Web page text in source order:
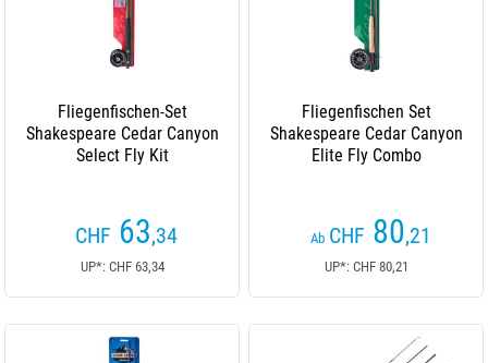
Fliegenfischen-Set
Shakespeare Cedar Canyon
Select Fly Kit
CHF 63,34
UP*: CHF 63,34
Fliegenfischen Set
Shakespeare Cedar Canyon
Elite Fly Combo
Ab CHF 80,21
UP*: CHF 80,21